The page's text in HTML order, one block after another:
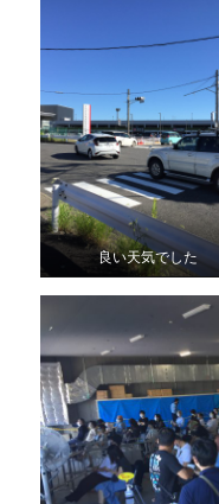
良い天気でした